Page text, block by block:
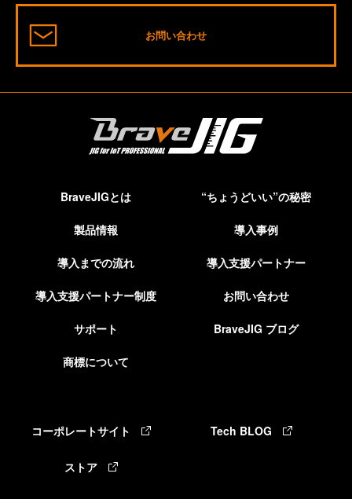
お問い合わせ
BraveJIGとは “ちょうどいい”の秘密
製品情報 導入事例
導入までの流れ 導入支援パートナー
導入支援パートナー制度 お問い合わせ
商標について
BraveJIG ブログ
サポート
コーポレートサイト Tech BLOG
ストア